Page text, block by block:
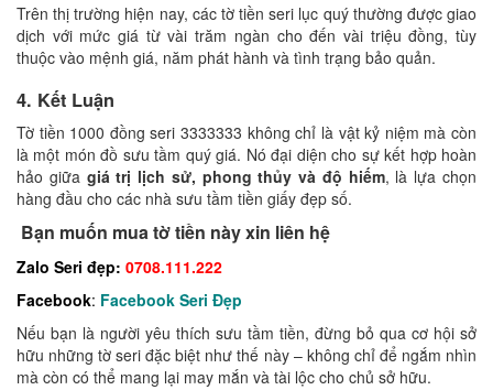
Trên thị trường hiện nay, các tờ tiền seri lục quý thường được giao
dịch với mức giá từ vài trăm ngàn cho đến vài triệu đồng, tùy
thuộc vào mệnh giá, năm phát hành và tình trạng bảo quản.
4. Kết Luận
Tờ tiền 1000 đồng seri 3333333 không chỉ là vật kỷ niệm mà còn
là một món đồ sưu tầm quý giá. Nó đại diện cho sự kết hợp hoàn
hảo giữa giá trị lịch sử, phong thủy và độ hiếm, là lựa chọn
hàng đầu cho các nhà sưu tầm tiền giấy đẹp số.
Bạn muốn mua tờ tiền này xin liên hệ
Zalo Seri đẹp: 0708.111.222
Facebook: Facebook Seri Đẹp
Nếu bạn là người yêu thích sưu tầm tiền, đừng bỏ qua cơ hội sở
hữu những tờ seri đặc biệt như thế này – không chỉ để ngắm nhìn
mà còn có thể mang lại may mắn và tài lộc cho chủ sở hữu.